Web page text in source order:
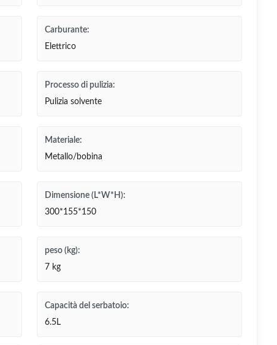
Carburante:
Elettrico
Processo di pulizia:
Pulizia solvente
Materiale:
Metallo/bobina
Dimensione (L*W*H):
300*155*150
peso (kg):
7 kg
Capacità del serbatoio:
6.5L